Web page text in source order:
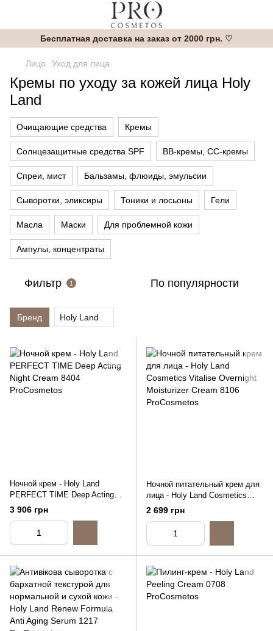
Бесплатная доставка на заказ от 2000 грн. ♡
Лицо Уход для лица
Кремы по уходу за кожей лица Holy
Land
Очищающие средства Кремы
Солнцезащитные средства SPF BB-кремы, CC-кремы
Спреи, мист Бальзамы, флюиды, эмульсии
Сыворотки, эликсиры Тоники и лосьоны Гели
Масла Маски Для проблемной кожи
Ампулы, концентраты
Фильтр 1 По популярности
Бренд Holy Land
Ночной крем - Holy Land
PERFECT TIME Deep Acting
Night Cream, 50ml
3 906 грн
Ночной питательный крем для
лица - Holy Land Cosmetics
Vitalise Overnight Moisturizer
Cream, 50ml
2 699 грн